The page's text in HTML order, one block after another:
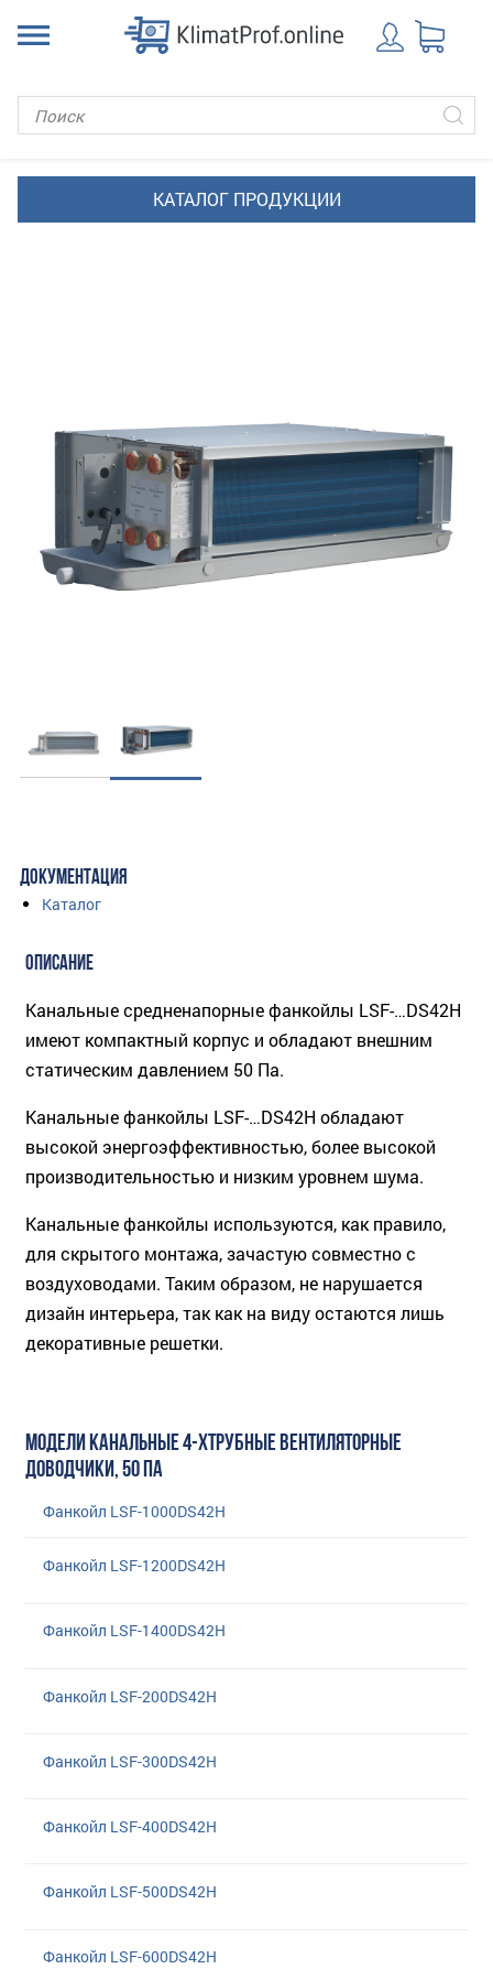
ДОКУМЕНТАЦИЯ
Каталог
ОПИСАНИЕ
Канальные средненапорные фанкойлы LSF-…DS42H
имеют компактный корпус и обладают внешним
статическим давлением 50 Па.
Канальные фанкойлы LSF-…DS42H обладают
высокой энергоэффективностью, более высокой
производительностью и низким уровнем шума.
Канальные фанкойлы используются, как правило,
для скрытого монтажа, зачастую совместно с
воздуховодами. Таким образом, не нарушается
дизайн интерьера, так как на виду остаются лишь
декоративные решетки.
МОДЕЛИ КАНАЛЬНЫЕ 4-ХТРУБНЫЕ ВЕНТИЛЯТОРНЫЕ
ДОВОДЧИКИ, 50 ПА
Фанкойл LSF-1000DS42H
Фанкойл LSF-1200DS42H
Фанкойл LSF-1400DS42H
Фанкойл LSF-200DS42H
Фанкойл LSF-300DS42H
Фанкойл LSF-400DS42H
Фанкойл LSF-500DS42H
Фанкойл LSF-600DS42H